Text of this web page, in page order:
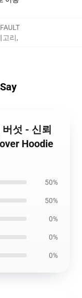
고리,
섯 - 신뢰
Hoodie
50%
50%
0%
0%
0%